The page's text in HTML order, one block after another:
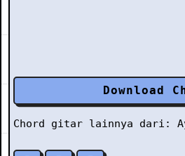
Download
Chord gitar lainnya dari: